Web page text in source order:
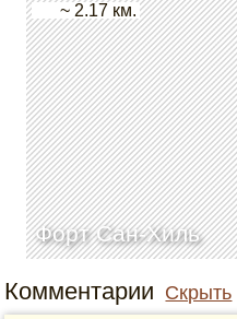
Форт Сан-Хиль
~ 2.17 км.
Комментарии Скрыть